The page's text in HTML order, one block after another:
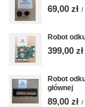
69,00 zł /
Robot
399,00 zł
Robot
głównej
89,00 zł /